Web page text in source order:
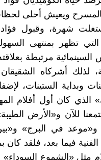
ويعيش أحلى
شهرة، وقبول
التي تظهر بمنتهى
السينمائية مرتبطة
لذلك أشركاه
وبداية الستينات،
الذي كان أول أفلام
للآن و«الأرض
و«موعد في البرج»
الفنية فيما بعد، فلقد
مثل «الشموع السوداء»